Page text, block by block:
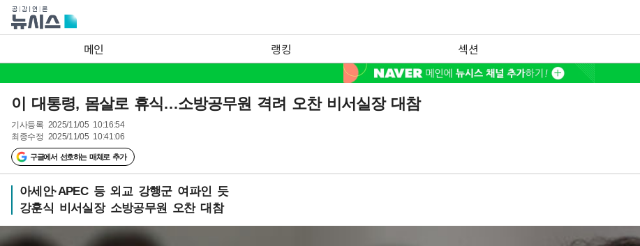
메인 랭킹 섹션
이 대통령, 몸살로 휴식…소방공무원 격려 오찬 비서실장 대참
기사등록 2025/11/05 10:16:54
최종수정 2025/11/05 10:41:06
구글에서 선호하는 매체로 추가
아세안·APEC 등 외교 강행군 여파인 듯
강훈식 비서실장 소방공무원 오찬 대참